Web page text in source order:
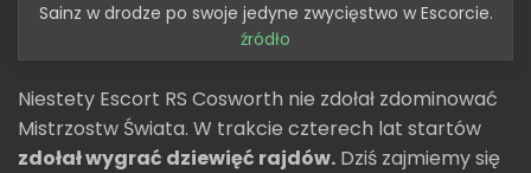
Sainz w drodze po swoje jedyne zwycięstwo w Escorcie.
źródło
Niestety Escort RS Cosworth nie zdołał zdominować
Mistrzostw Świata. W trakcie czterech lat startów
zdołał wygrać dziewięć rajdów. Dziś zajmiemy się